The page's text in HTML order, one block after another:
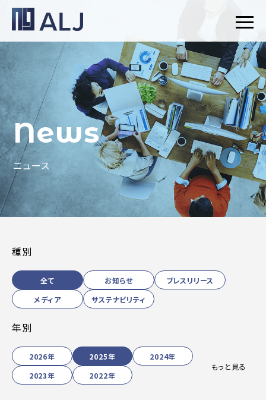
News
ニュース
種別
全て お知らせ
プレスリリース
メディア
サステナビリティ
年別
2026年 2025年
2024年
2023年
2022年
もっと見る